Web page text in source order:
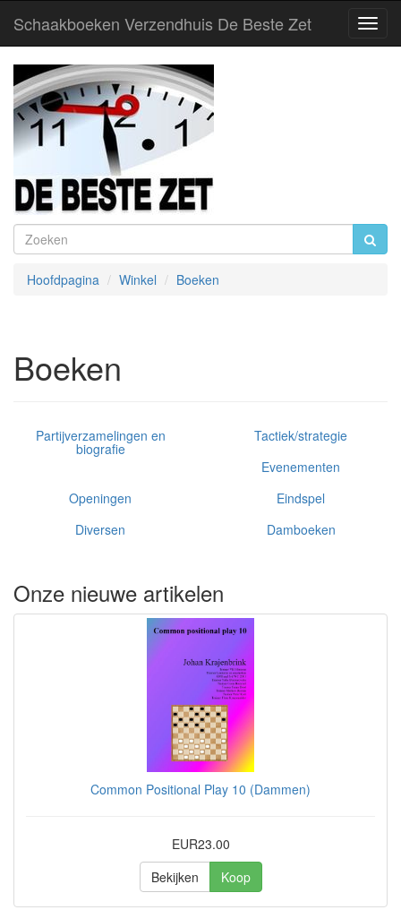
Schaakboeken Verzendhuis De Beste Zet
Hoofdpagina Winkel Boeken
Boeken
Partijverzamelingen en
biografie
Tactiek/strategie
Evenementen
Openingen
Eindspel
Diversen
Damboeken
Onze nieuwe artikelen
Common Positional Play 10 (Dammen)
EUR23.00
Bekijken
Koop